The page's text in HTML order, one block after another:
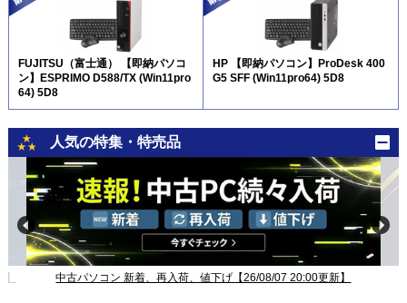
FUJITSU（富士通） 【即納パソコ
ン】ESPRIMO D588/TX (Win11pro
64) 5D8
HP 【即納パソコン】ProDesk 400
G5 SFF (Win11pro64) 5D8
人気の特集・特売品
中古パソコン 新着、再入荷、値下げ【26/08/07 20:00更新】